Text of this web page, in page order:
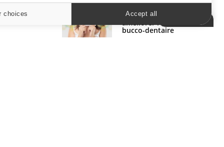
Mauvaise haleine : il faut
bucco-dentaire
choices Accept all